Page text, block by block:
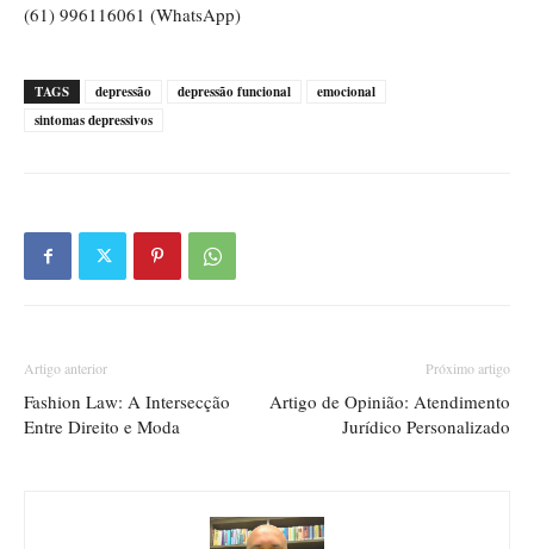
(61) 996116061 (WhatsApp)
TAGS depressão depressão funcional
emocional
sintomas depressivos
Artigo anterior
Fashion Law: A Intersecção
Entre Direito e Moda
Próximo artigo
Artigo de Opinião: Atendimento
Jurídico Personalizado